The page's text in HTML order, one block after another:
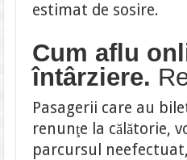
estimat de sosire.
Cum aflu
întârziere.
Pasagerii care au
renunţe la călătorie,
parcursul